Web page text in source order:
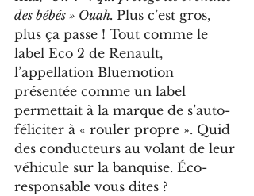
des bébés » Ouah. Plus c’est gros,
plus ça passe ! Tout comme le
label Eco 2 de Renault,
l’appellation Bluemotion
présentée comme un label
permettait à la marque de s’auto-
féliciter à « rouler propre ». Quid
des conducteurs au volant de leur
véhicule sur la banquise. Éco-
responsable vous dites ?